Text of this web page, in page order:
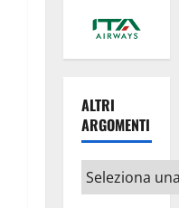
ALTRI
ARGOMENTI
Altri
argomenti